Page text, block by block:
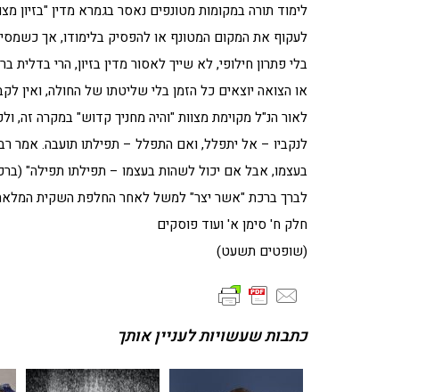
לימוד תורה במקומות מטונפים נאסר בגמרא מדין "בזיון
לעקוף את המקום המטונף או להפסיק בלימודו, אך
בלי פתרון חילופי, לא שייך לאסור מדין בזיון, הרי
או הצואה יוצאים כל הזמן בלי שליטתו של החולה, ואין
לאור הנ"ל מקוימת מצוות "והיה מחניך קדוש" במקרה זה,
לנקביו – אל יתפלל, ואם התפלל – תפילתו תועבה. אמר
בעצמו, אבל אם יכול לשהות בעצמו – תפילתו תפילה"
לברך ברכת "אשר יצר" למשל לאחר החלפת השקית
חלק ח' סימן א' ועוד פוסקים
(שופטים תשעט)
כתבות שעשויות לעניין אותך